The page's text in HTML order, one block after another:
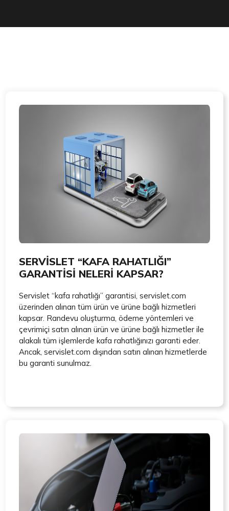
SERVİSLET “KAFA RAHATLIĞI”
GARANTİSİ NELERİ KAPSAR?
Servislet “kafa rahatlığı” garantisi, servislet.com
üzerinden alınan tüm ürün ve ürüne bağlı hizmetleri
kapsar. Randevu oluşturma, ödeme yöntemleri ve
çevrimiçi satın alınan ürün ve ürüne bağlı hizmetler ile
alakalı tüm işlemlerde kafa rahatlığınızı garanti eder.
Ancak, servislet.com dışından satın alınan hizmetlerde
bu garanti sunulmaz.